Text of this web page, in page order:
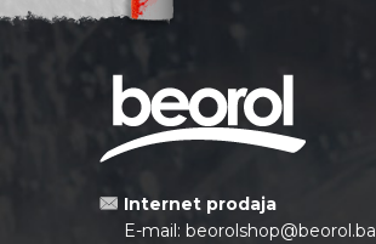
Internet prodaja
E-mail: beorolshop@beorol.ba